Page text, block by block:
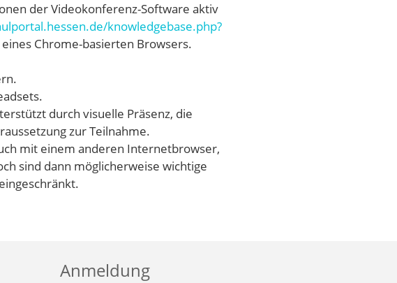
der Videokonferenz-Software aktiv
knowledgebase.php?
Chrome-basierten Browsers.
durch visuelle Präsenz, die
zur Teilnahme.
mit einem anderen Internetbrowser,
sind dann möglicherweise wichtige
Anmeldung